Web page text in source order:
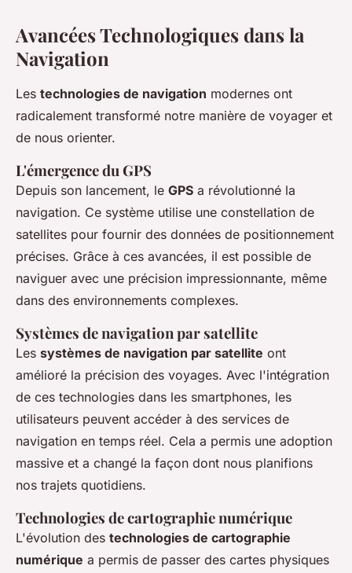
Avancées Technologiques dans la
Navigation
Les technologies de navigation modernes ont
radicalement transformé notre manière de voyager et
de nous orienter.
L'émergence du GPS
Depuis son lancement, le GPS a révolutionné la
navigation. Ce système utilise une constellation de
satellites pour fournir des données de positionnement
précises. Grâce à ces avancées, il est possible de
naviguer avec une précision impressionnante, même
dans des environnements complexes.
Systèmes de navigation par satellite
Les systèmes de navigation par satellite ont
amélioré la précision des voyages. Avec l'intégration
de ces technologies dans les smartphones, les
utilisateurs peuvent accéder à des services de
navigation en temps réel. Cela a permis une adoption
massive et a changé la façon dont nous planifions
nos trajets quotidiens.
Technologies de cartographie numérique
L'évolution des technologies de cartographie
numérique a permis de passer des cartes physiques